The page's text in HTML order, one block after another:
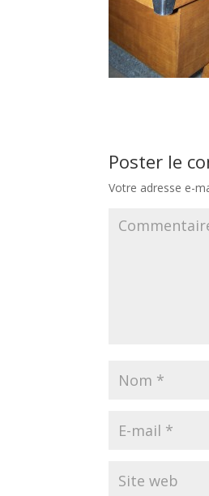
Poster le
Votre adresse e-